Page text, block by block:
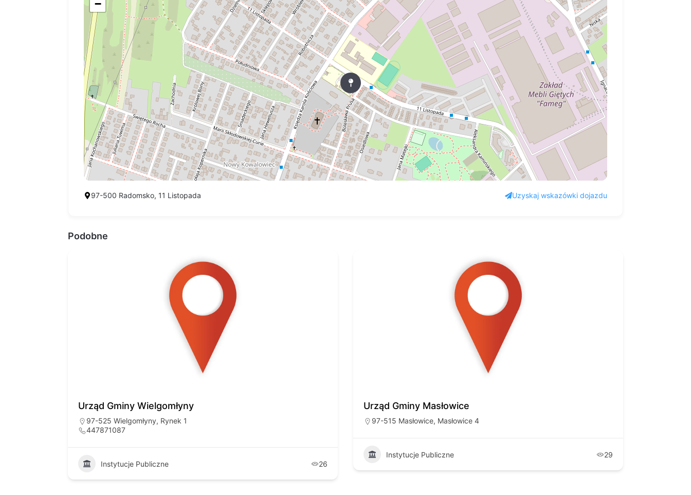
−
97-500 Radomsko, 11 Listopada Uzyskaj wskazówki dojazdu
Podobne
Urząd Gminy Wielgomłyny
97-525 Wielgomłyny, Rynek 1
447871087
Instytucje Publiczne 26
Urząd Gminy Masłowice
97-515 Masłowice, Masłowice 4
Instytucje Publiczne 29